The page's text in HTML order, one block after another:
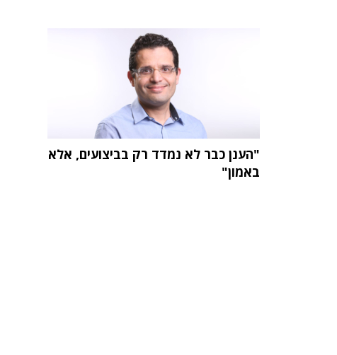
"הענן כבר לא נמדד רק בביצועים, אלא
באמון"